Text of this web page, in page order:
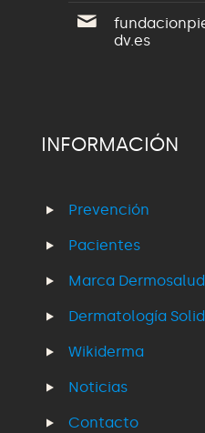
dv.es
INFORMACIÓN
Prevención
Pacientes
Marca
Dermatología
Wikiderma
Noticias
Contacto